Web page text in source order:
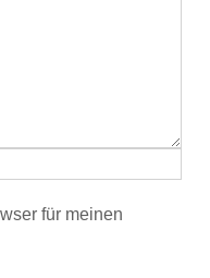
für meinen